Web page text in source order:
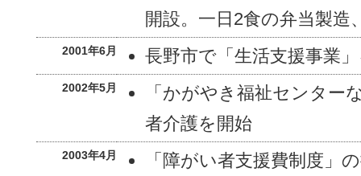
開設。一日2食の弁当製造
2001年6月 長野市で「生活支援事業
2002年5月
「かがやき福祉センター
者介護を開始
2003年4月 「障がい者支援費制度」